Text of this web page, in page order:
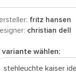
fritz hansen
christian dell
variante wählen: